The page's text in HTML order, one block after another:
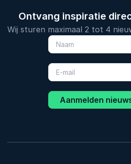
Ontvang inspiratie
Wij sturen maximaal 2 tot 4
Aanmelden